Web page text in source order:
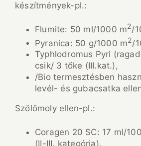
készítmények-pl.:
Flumite: 50 ml/1000 m2/
Pyranica: 50 g/1000 m2/
Typhlodromus Pyri
csik/ 3 tőke (III.kat.),
/Bio termesztésben
levél- és gubacsatka
Szőlőmoly ellen-pl.:
Coragen 20 SC: 17 ml/
(II-III. kategória).